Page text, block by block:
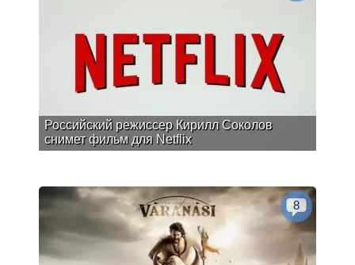
Российский режиссер Кирилл Соколов
снимет фильм для Netflix
8